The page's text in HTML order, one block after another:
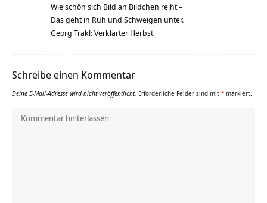
Wie schön sich Bild an Bildchen reiht –
Das geht in Ruh und Schweigen unter.
Georg Trakl: Verklärter Herbst
Schreibe einen Kommentar
Deine E-Mail-Adresse wird nicht veröffentlicht. Erforderliche Felder sind mit * markiert.